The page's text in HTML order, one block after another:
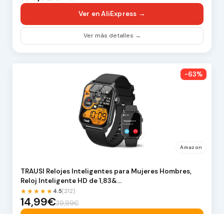
Ver en AliExpress →
Ver más detalles →
-63%
Amazon
TRAUSI Relojes Inteligentes para Mujeres Hombres,
Reloj Inteligente HD de 1,83&…
★★★★★ 4.5(212)
14,99€39,99€